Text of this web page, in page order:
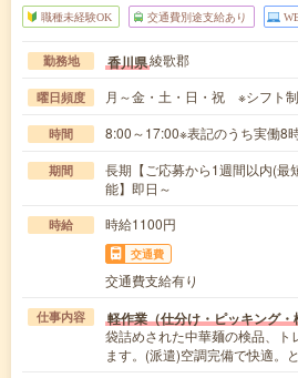
職種未経験OK 交通費別途支給あり
勤務地 香川県綾歌郡
曜日頻度 月～金・土・日・祝 ※シフト制
時間 8:00～17:00※表記のうち実働8時
期間
長期【ご応募から1週間以内(最
能】即日～
時給 時給1100円
交通費
交通費支給有り
仕事内容 軽作業（仕分け・ピッキング
袋詰めされた中華麺の検品、ト
ます。(派遣)空調完備で快適。